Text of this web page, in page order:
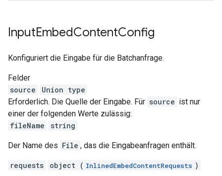
InputEmbedContentConfig
Konfiguriert die Eingabe für die Batchanfrage.
Felder
source
Union type
Erforderlich. Die Quelle der Eingabe. Für source ist nur
einer der folgenden Werte zulässig:
fileName
string
Der Name des File , das die Eingabeanfragen enthält.
requests object ( InlinedEmbedContentRequests )